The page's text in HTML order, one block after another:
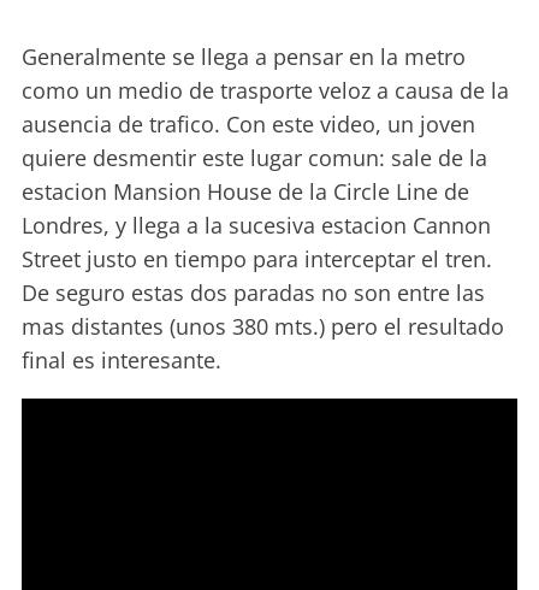
Generalmente se llega a pensar en la metro
como un medio de trasporte veloz a causa de la
ausencia de trafico. Con este video, un joven
quiere desmentir este lugar comun: sale de la
estacion Mansion House de la Circle Line de
Londres, y llega a la sucesiva estacion Cannon
Street justo en tiempo para interceptar el tren.
De seguro estas dos paradas no son entre las
mas distantes (unos 380 mts.) pero el resultado
final es interesante.